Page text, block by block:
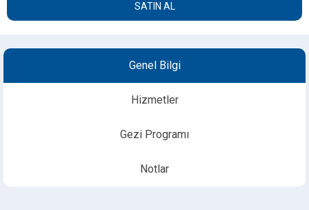
SATIN AL
Genel Bilgi
Hizmetler
Gezi Programı
Notlar